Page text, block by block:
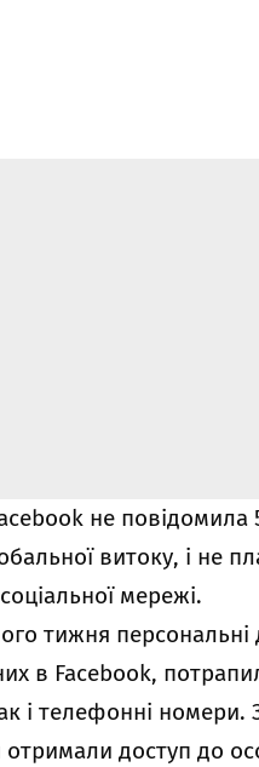
не
витоку, і не
мережі.
тижня
в Facebook,
і телефонні номери.
доступ до